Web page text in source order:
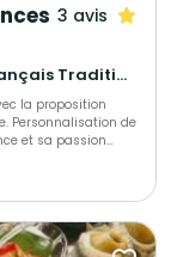
3 avis
Gastronomique • Cuisine régionale • Français Traditionnel
la proposition
et sa passion
de vos